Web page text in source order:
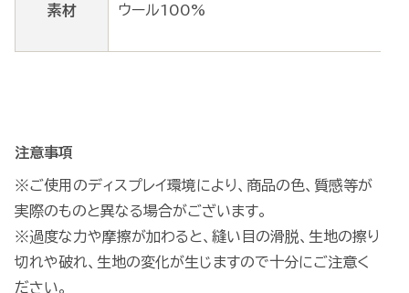
素材 ウール100%
注意事項
※ご使用のディスプレイ環境により、商品の色、質感等が
実際のものと異なる場合がございます。
※過度な力や摩擦が加わると、縫い目の滑脱、生地の擦り
切れや破れ、生地の変化が生じますので十分にご注意く
ださい。